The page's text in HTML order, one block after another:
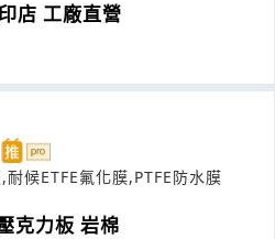
店 工廠直營
候ETFE氟化膜,PTFE防水膜
克力板 岩棉